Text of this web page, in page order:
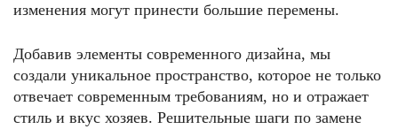
изменения могут принести большие перемены.
Добавив элементы современного дизайна, мы
создали уникальное пространство, которое не только
отвечает современным требованиям, но и отражает
стиль и вкус хозяев. Решительные шаги по замене